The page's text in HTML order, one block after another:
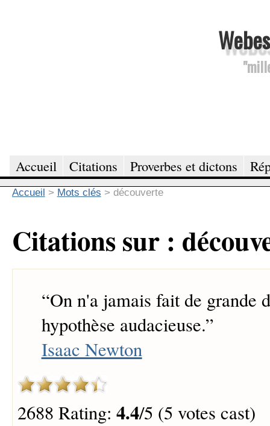
Accueil Citations Proverbes et dictons
Accueil > Mots clés > découverte
Citations sur :
“On n'a jamais fait de grande
hypothèse audacieuse.”
Isaac Newton
2688 Rating: 4.4/5 (5 votes cast)